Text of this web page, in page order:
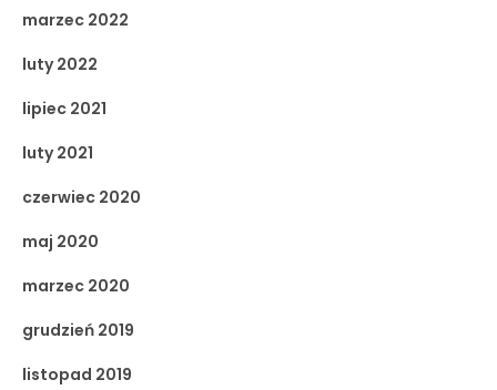
marzec 2022
luty 2022
lipiec 2021
luty 2021
czerwiec 2020
maj 2020
marzec 2020
grudzień 2019
listopad 2019